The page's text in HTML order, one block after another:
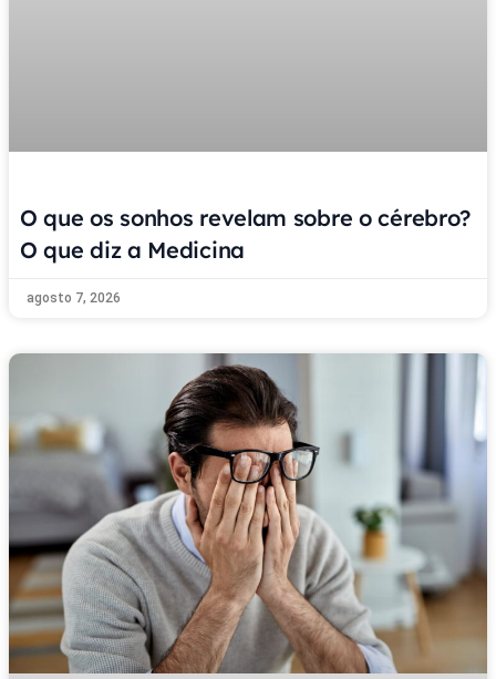
O que os sonhos revelam sobre o cérebro?
O que diz a Medicina
agosto 7, 2026